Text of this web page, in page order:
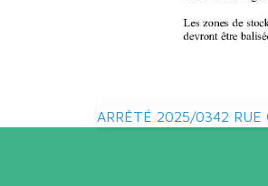
Navigation
ARRÊTÉ 2025/0342 RUE